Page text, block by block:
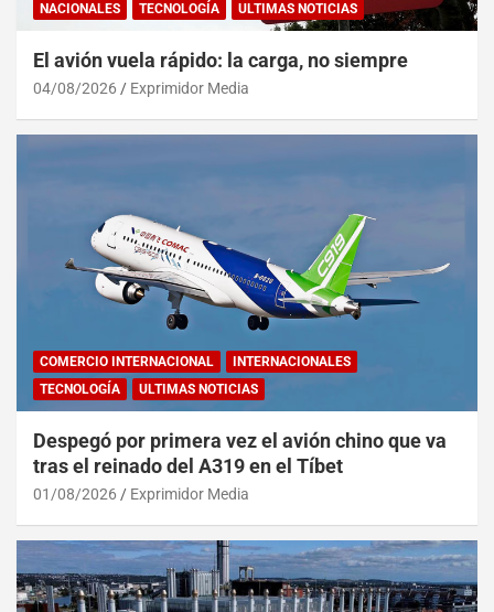
NACIONALES
TECNOLOGÍA ULTIMAS NOTICIAS
El avión vuela rápido: la carga, no siempre
04/08/2026 Exprimidor Media
COMERCIO INTERNACIONAL
INTERNACIONALES
TECNOLOGÍA
ULTIMAS NOTICIAS
Despegó por primera vez el avión chino que va
tras el reinado del A319 en el Tíbet
01/08/2026 Exprimidor Media